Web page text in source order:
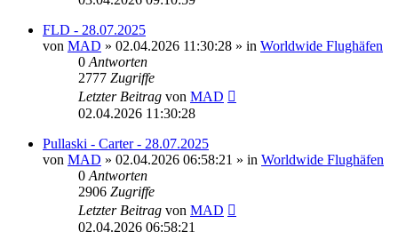
FLD - 28.07.2025
von MAD » 02.04.2026 11:30:28 » in Worldwide Flughäfen
0 Antworten
2777 Zugriffe
Letzter Beitrag von MAD
02.04.2026 11:30:28
Pullaski - Carter - 28.07.2025
von MAD » 02.04.2026 06:58:21 » in Worldwide Flughäfen
0 Antworten
2906 Zugriffe
Letzter Beitrag von MAD
02.04.2026 06:58:21